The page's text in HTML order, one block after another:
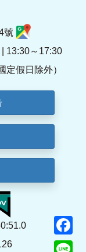
號
13:30～17:30
定假日除外）